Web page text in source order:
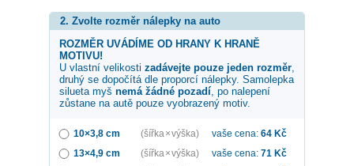
2. Zvolte rozměr nálepky na auto
ROZMĚR UVÁDÍME OD HRANY K HRANĚ
MOTIVU!
U vlastní velikosti zadávejte pouze jeden rozměr,
druhý se dopočítá dle proporcí nálepky. Samolepka
silueta myš nemá žádné pozadí, po nalepení
zůstane na autě pouze vyobrazený motiv.
10×3,8 cm (šířka × výška) vaše cena: 64 Kč
13×4,9 cm
(šířka × výška) vaše cena: 71 Kč